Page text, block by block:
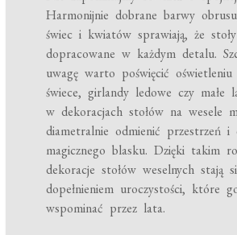
Harmonijnie dobrane barwy
świec i kwiatów sprawiają, że
dopracowane w każdym detalu.
uwagę warto poświęcić
świece, girlandy ledowe czy małe
w dekoracjach stołów na wesele
diametralnie odmienić przestrzeń i
magicznego blasku. Dzięki takim
dekoracje stołów weselnych stają
dopełnieniem uroczystości, które
wspominać przez lata.